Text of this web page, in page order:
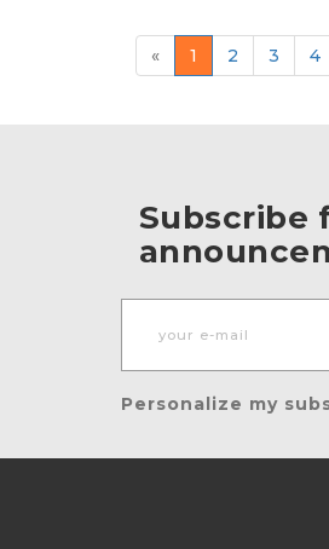
« 1 2 3 4
Subscribe
Personalize my